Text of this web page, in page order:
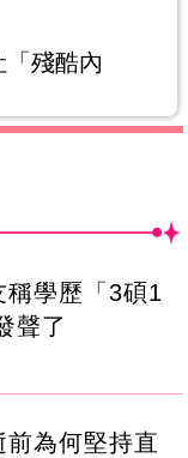
殘酷內
稱學歷「3碩1
聲了
前為何堅持直